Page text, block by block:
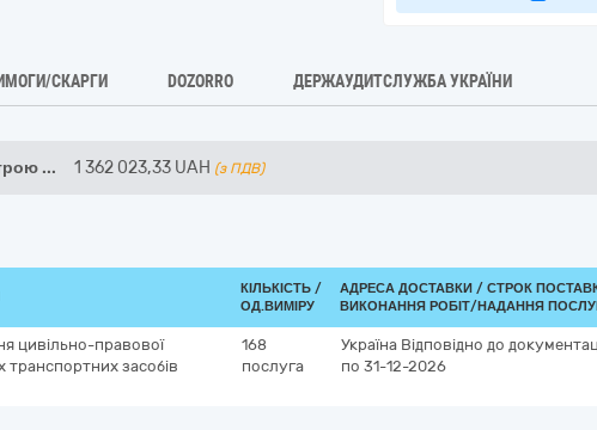
СКАРГИ DOZORRO ДЕРЖАУДИТСЛУЖБА УКРАЇНИ
... 1 362 023,33 UAH (з ПДВ)
КІЛЬКІСТЬ /
ОД.ВИМІРУ
АДРЕСА ДОСТАВКИ / СТРОК
ВИКОНАННЯ РОБІТ/НАДАННЯ
цивільно-правової
транспортних засобів
168
послуга
Україна Відповідно до
по 31-12-2026